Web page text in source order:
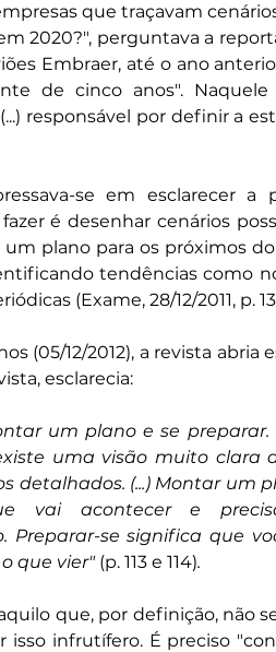
que traçavam
2020?", perguntava a
Embraer, até o ano
de cinco anos".
responsável por definir a
se em esclarecer a
é desenhar cenários
plano para os próximos
tendências como
(Exame, 28/12/2011, p.
(05/12/2012), a revista abria
esclarecia:
um plano e se preparar.
uma visão muito clara
detalhados. (...) Montar um
vai acontecer e
Preparar-se significa que
que vier" (p. 113 e 114).
que, por definição, não
infrutífero. É preciso